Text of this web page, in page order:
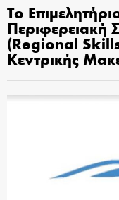
Το
Περιφερειακή
(Regional
Κεντρικής